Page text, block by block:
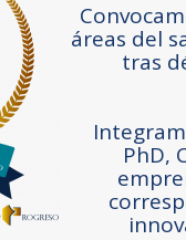
áreas del
tras
PhD,